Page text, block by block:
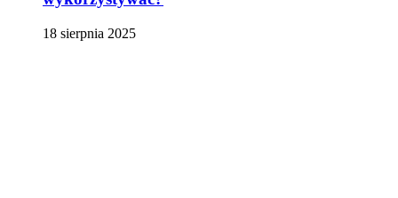
18 sierpnia 2025